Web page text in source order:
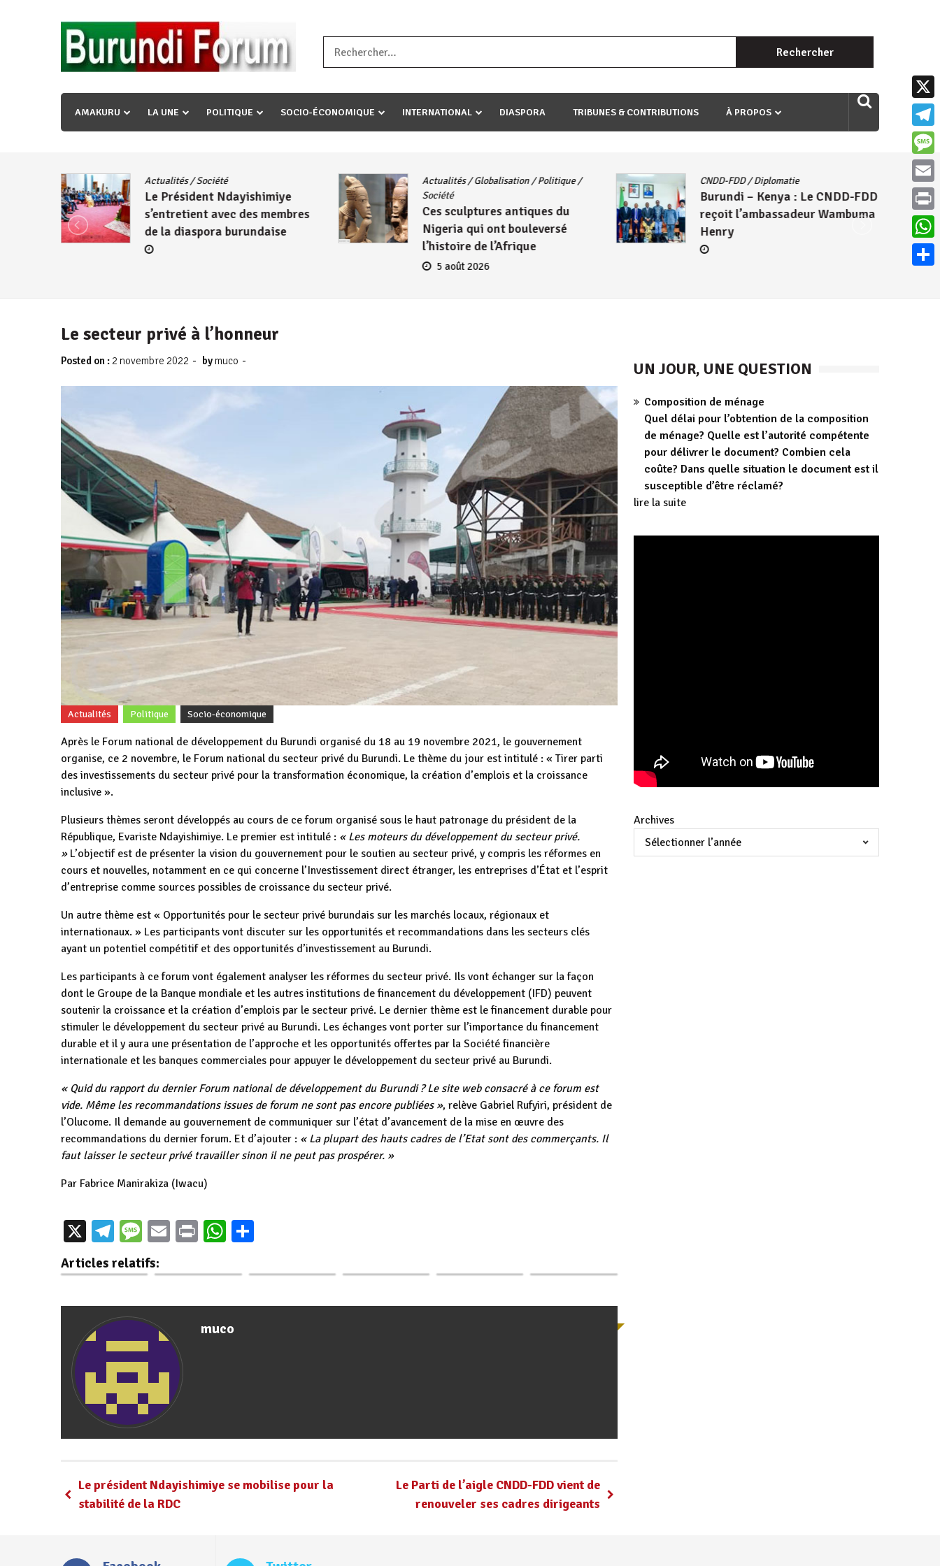
« Ingorane si ugupfa , ingorane ni ugupfa nabi ,gupfa ataco umariye umuryango wawe canke igihugu cakwibarutse .Wewe uri ngaha ndagusigiye iki kibazo : Uriko ukora iki kugira ngo
uzopfire neza umuryango n’igihugu cakwibarutse ? »
Rechercher :
AMAKURU LA UNE POLITIQUE SOCIO-ÉCONOMIQUE INTERNATIONAL DIASPORA TRIBUNES & CONTRIBUTIONS À PROPOS
Actualités/Société
Le Président Ndayishimiye
s’entretient avec des membres
de la diaspora burundaise
Actualités/Globalisation/Politique/
Société
Ces sculptures antiques du
Nigeria qui ont bouleversé
l’histoire de l’Afrique
5 août 2026
CNDD-FDD/Diplomatie
Burundi – Kenya : Le CNDD-FDD
reçoit l’ambassadeur Wambuma
Henry
Le secteur privé à l’honneur
Posted on : 2 novembre 2022 - bymuco -
Actualités Politique Socio-économique
Après le Forum national de développement du Burundi organisé du 18 au 19 novembre 2021, le gouvernement
organise, ce 2 novembre, le Forum national du secteur privé du Burundi. Le thème du jour est intitulé : « Tirer parti
des investissements du secteur privé pour la transformation économique, la création d’emplois et la croissance
inclusive ».
Plusieurs thèmes seront développés au cours de ce forum organisé sous le haut patronage du président de la
République, Evariste Ndayishimiye. Le premier est intitulé : « Les moteurs du développement du secteur privé.
» L’objectif est de présenter la vision du gouvernement pour le soutien au secteur privé, y compris les réformes en
cours et nouvelles, notamment en ce qui concerne l’Investissement direct étranger, les entreprises d’État et l’esprit
d’entreprise comme sources possibles de croissance du secteur privé.
Un autre thème est « Opportunités pour le secteur privé burundais sur les marchés locaux, régionaux et
internationaux. » Les participants vont discuter sur les opportunités et recommandations dans les secteurs clés
ayant un potentiel compétitif et des opportunités d’investissement au Burundi.
Les participants à ce forum vont également analyser les réformes du secteur privé. Ils vont échanger sur la façon
dont le Groupe de la Banque mondiale et les autres institutions de financement du développement (IFD) peuvent
soutenir la croissance et la création d’emplois par le secteur privé. Le dernier thème est le financement durable pour
stimuler le développement du secteur privé au Burundi. Les échanges vont porter sur l’importance du financement
durable et il y aura une présentation de l’approche et les opportunités offertes par la Société financière
internationale et les banques commerciales pour appuyer le développement du secteur privé au Burundi.
« Quid du rapport du dernier Forum national de développement du Burundi ? Le site web consacré à ce forum est
vide. Même les recommandations issues de forum ne sont pas encore publiées », relève Gabriel Rufyiri, président de
l’Olucome. Il demande au gouvernement de communiquer sur l’état d’avancement de la mise en œuvre des
recommandations du dernier forum. Et d’ajouter : « La plupart des hauts cadres de l’Etat sont des commerçants. Il
faut laisser le secteur privé travailler sinon il ne peut pas prospérer. »
Par Fabrice Manirakiza (Iwacu)
X Telegram
Message
EmailPrintWhatsApp
Articles relatifs:
Le Gouvernement
à mettre en…
Burundi / Chine :
Le couple
muco
Le président Ndayishimiye se mobilise pour la
stabilité de la RDC
Le Parti de l’aigle CNDD-FDD vient de
renouveler ses cadres dirigeants
UN JOUR, UNE QUESTION
Composition de ménage
Quel délai pour l’obtention de la composition
de ménage? Quelle est l’autorité compétente
pour délivrer le document? Combien cela
coûte? Dans quelle situation le document est il
susceptible d’être réclamé?
lire la suite
Archives
X
Email
Print